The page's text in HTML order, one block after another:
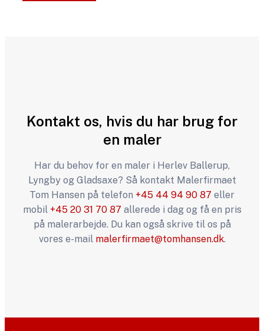
​Kontakt os, hvis du har brug for
en maler
Har du behov for en maler i Herlev Ballerup,
Lyngby og Gladsaxe? Så kontakt Malerfirmaet
Tom Hansen på telefon +45 44 94 90 87 eller
mobil +45 20 31 70 87 allerede i dag og få en pris
på malerarbejde. Du kan også skrive til os på
vores e-mail malerfirmaet@tomhansen.dk.